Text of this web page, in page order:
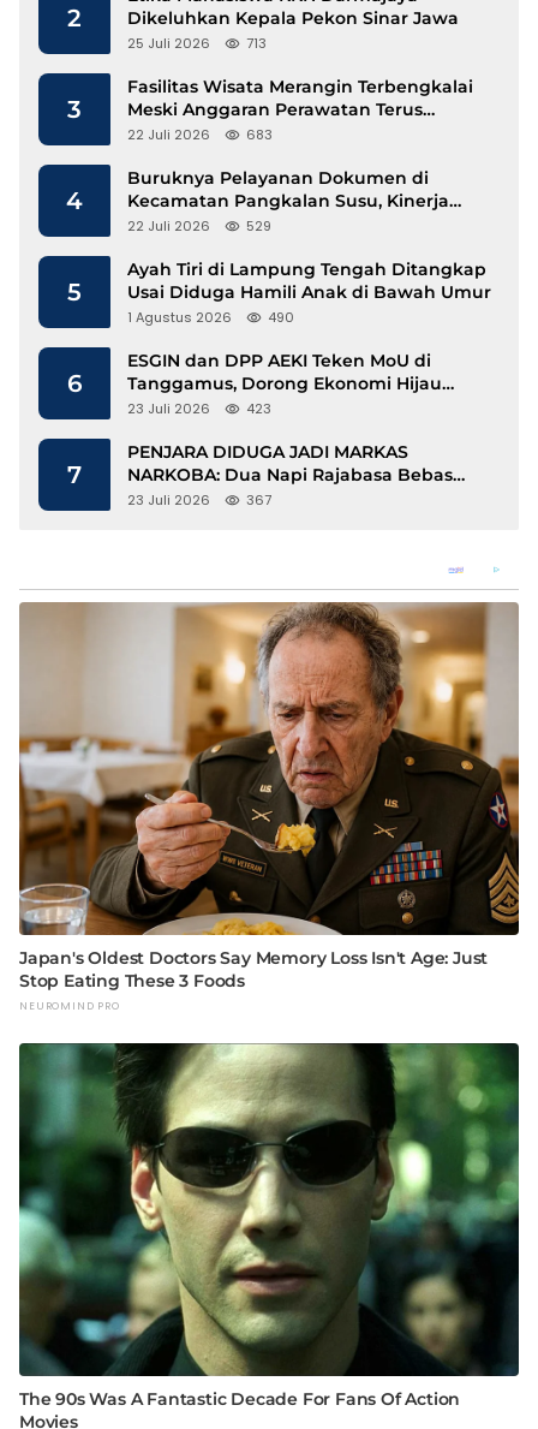
2
Dikeluhkan Kepala Pekon Sinar Jawa
25 Juli 2026 713
3
Fasilitas Wisata Merangin Terbengkalai
Meski Anggaran Perawatan Terus
Mengalir
22 Juli 2026 683
4
Buruknya Pelayanan Dokumen di
Kecamatan Pangkalan Susu, Kinerja
Disdukcapil Langkat Disorot
22 Juli 2026 529
5
Ayah Tiri di Lampung Tengah Ditangkap
Usai Diduga Hamili Anak di Bawah Umur
1 Agustus 2026 490
6
ESGIN dan DPP AEKI Teken MoU di
Tanggamus, Dorong Ekonomi Hijau
Berbasis Kopi dan Perdagangan Karbon
23 Juli 2026 423
7
PENJARA DIDUGA JADI MARKAS
NARKOBA: Dua Napi Rajabasa Bebas
Gunakan HP, Muncul Dugaan
23 Juli 2026 367